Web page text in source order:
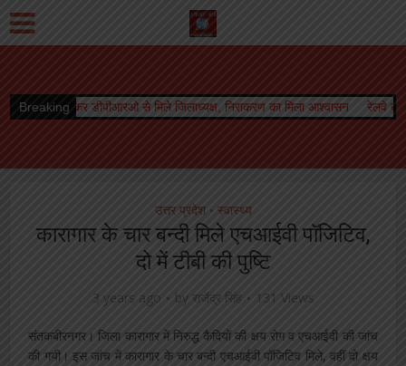
Breaking
से मिले जिलाध्यक्ष, निराकरण का मिला आश्वासन रेलवे बोर्ड अध्यक्ष को मिला
उत्तर प्रदेश • स्वास्थ्य
कारागार के चार बन्‍दी मिले एचआईवी पॉजिटिव,
दो में टीबी की पुष्टि
3 years ago by राजेंद्र सिंह 131 Views
संतकबीरनगर। जिला कारागार में निरुद्ध कैदियों की क्षय रोग व एचआईवी की जांच
की गयी। इस जांच में कारागार के चार बन्‍दी एचआईवी पॉजिटिव मिले, वहीं दो क्षय